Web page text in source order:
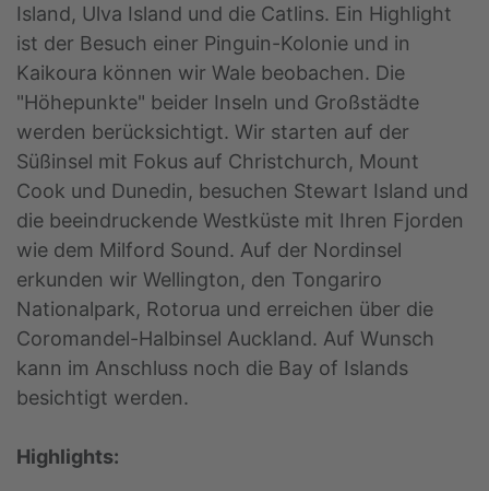
Island, Ulva Island und die Catlins. Ein Highlight
ist der Besuch einer Pinguin-Kolonie und in
Kaikoura können wir Wale beobachen. Die
"Höhepunkte" beider Inseln und Großstädte
werden berücksichtigt. Wir starten auf der
Süßinsel mit Fokus auf Christchurch, Mount
Cook und Dunedin, besuchen Stewart Island und
die beeindruckende Westküste mit Ihren Fjorden
wie dem Milford Sound. Auf der Nordinsel
erkunden wir Wellington, den Tongariro
Nationalpark, Rotorua und erreichen über die
Coromandel-Halbinsel Auckland. Auf Wunsch
kann im Anschluss noch die Bay of Islands
besichtigt werden.
Highlights: